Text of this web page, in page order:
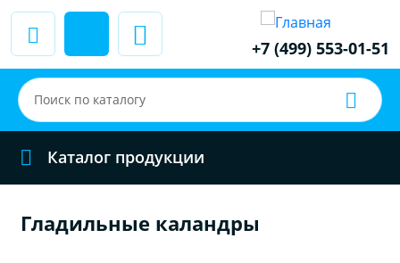
+7 (499) 553-01-51
Каталог продукции
Гладильные каландры